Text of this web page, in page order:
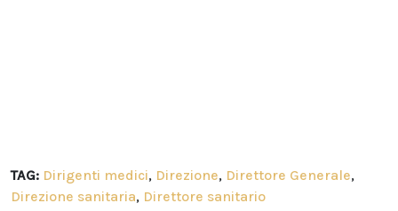
TAG: Dirigenti medici, Direzione, Direttore Generale,
Direzione sanitaria, Direttore sanitario